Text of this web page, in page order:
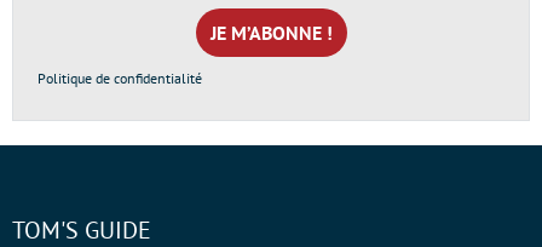
mail
*
Politique de confidentialité
TOM'S GUIDE